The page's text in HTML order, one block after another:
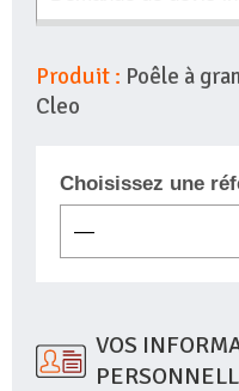
Produit : Poêle à
Cleo
Choisissez une
VOS